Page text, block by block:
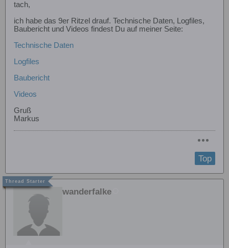
tach,
ich habe das 9er Ritzel drauf. Technische Daten, Logfiles,
Baubericht und Videos findest Du auf meiner Seite:
Technische Daten
Logfiles
Baubericht
Videos
Gruß
Markus
Top
wanderfalke